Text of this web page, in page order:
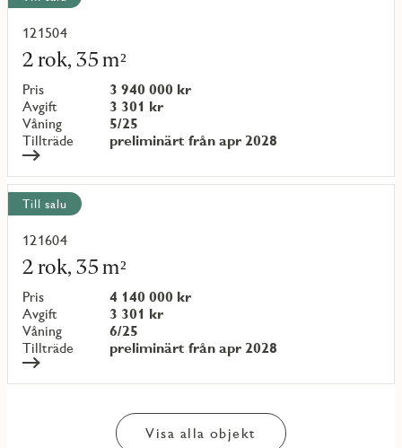
121504
2 rok, 35 m²
Pris
3 940 000 kr
Avgift
3 301 kr
Våning
5/25
Tillträde
preliminärt från apr 2028
Läs
mer
om
objekt
{objectNumber}
Till salu
121604
2 rok, 35 m²
Pris
4 140 000 kr
Avgift
3 301 kr
Våning
6/25
Tillträde
preliminärt från apr 2028
Läs
mer
om
objekt
{objectNumber}
Visa alla objekt